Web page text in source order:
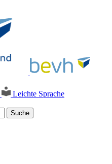
Leichte Sprache
Suche